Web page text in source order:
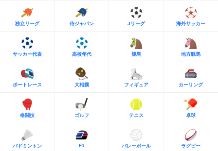
独立リーグ 侍ジャパン Jリーグ 海外サッカー
サッカー代表 高校年代 競馬 地方競馬
ボートレース 大相撲 フィギュア カーリング
格闘技 ゴルフ テニス 卓球
バドミントン F1 バレーボール ラグビー